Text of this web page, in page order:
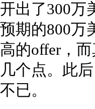
开出了300万
预期的800万
高的offer，
几个点。此
不已。